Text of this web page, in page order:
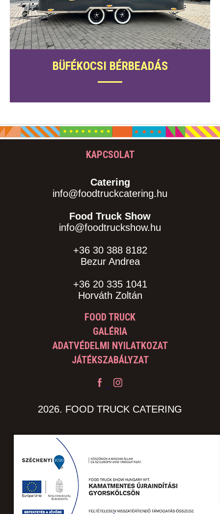
BÜFÉKOCSI BÉRBEADÁS
KAPCSOLAT
Catering
info@foodtruckcatering.hu
Food Truck Show
info@foodtruckshow.hu
+36 30 388 8182
Bezur Andrea
+36 20 335 1041
Horváth Zoltán
FOOD TRUCK
GALÉRIA
ADATVÉDELMI NYILATKOZAT
JÁTÉKSZABÁLYZAT
2026. FOOD TRUCK CATERING